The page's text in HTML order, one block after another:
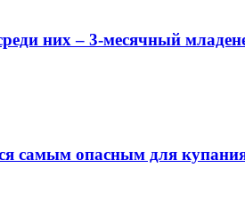
них – 3-месячный
самым опасным для